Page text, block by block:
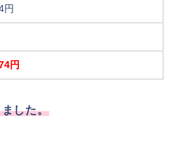
円
円
した。